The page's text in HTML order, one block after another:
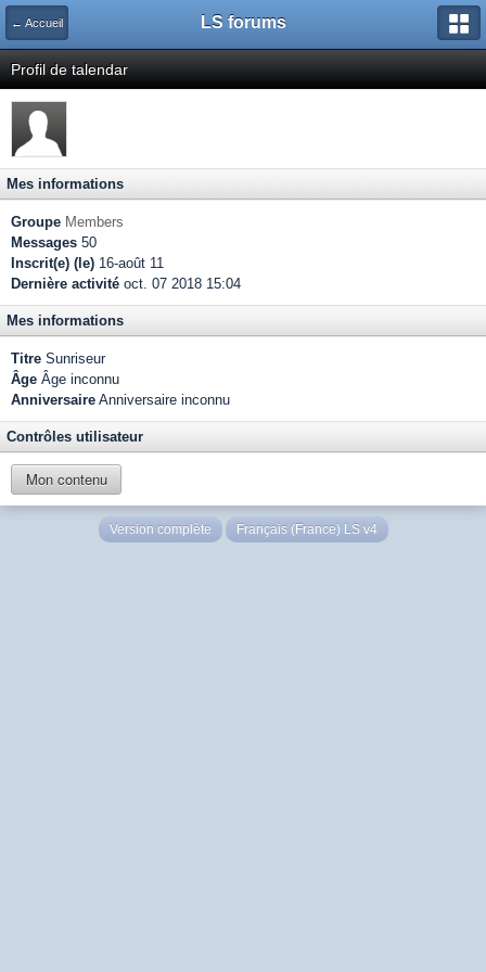
← Accueil LS forums
Profil de talendar
Mes informations
Groupe Members
Messages 50
Inscrit(e) (le) 16-août 11
Dernière activité oct. 07 2018 15:04
Mes informations
Titre Sunriseur
Âge Âge inconnu
Anniversaire Anniversaire inconnu
Contrôles utilisateur
Mon contenu
Version complète Français (France) LS v4